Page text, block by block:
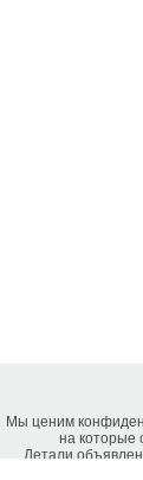
Мы ценим
на которые
Детали